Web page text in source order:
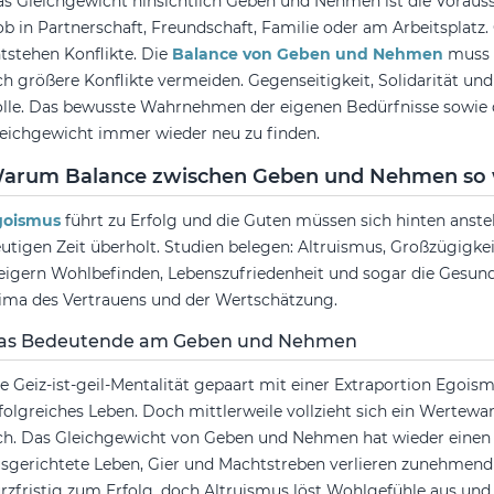
in Partnerschaft, Freundschaft, Familie oder am
Konflikte. Die Balance von Geben und Nehmen muss
größere Konflikte vermeiden. Gegenseitigkeit, Solidarität
Das bewusste Wahrnehmen der eigenen Bedürfnisse
immer wieder neu zu finden.
Balance zwischen Geben und Nehmen
führt zu Erfolg und die Guten müssen sich hinten
Zeit überholt. Studien belegen: Altruismus,
Wohlbefinden, Lebenszufriedenheit und sogar die
des Vertrauens und der Wertschätzung.
Bedeutende am Geben und Nehmen
Geiz-ist-geil-Mentalität gepaart mit einer Extraportion
Leben. Doch mittlerweile vollzieht sich ein
Das Gleichgewicht von Geben und Nehmen hat wieder
Leben, Gier und Machtstreben verlieren